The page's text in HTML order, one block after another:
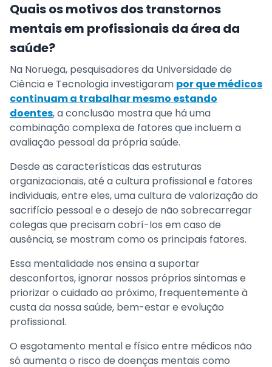
Quais os motivos dos transtornos
mentais em profissionais da área da
saúde?
Na Noruega, pesquisadores da Universidade de
Ciência e Tecnologia investigaram por que médicos
continuam a trabalhar mesmo estando
doentes, a conclusão mostra que há uma
combinação complexa de fatores que incluem a
avaliação pessoal da própria saúde.
Desde as características das estruturas
organizacionais, até a cultura profissional e fatores
individuais, entre eles, uma cultura de valorização do
sacrifício pessoal e o desejo de não sobrecarregar
colegas que precisam cobrí-los em caso de
ausência, se mostram como os principais fatores.
Essa mentalidade nos ensina a suportar
desconfortos, ignorar nossos próprios sintomas e
priorizar o cuidado ao próximo, frequentemente à
custa da nossa saúde, bem-estar e evolução
profissional.
O esgotamento mental e físico entre médicos não
só aumenta o risco de doenças mentais como